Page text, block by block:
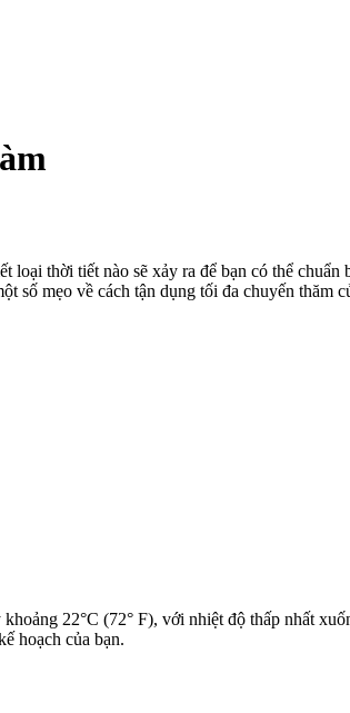
loại thời tiết nào sẽ xảy ra để bạn có thể chuẩn
số mẹo về cách tận dụng tối đa chuyến thăm
22°C (72° F), với nhiệt độ thấp nhất
hoạch của bạn.